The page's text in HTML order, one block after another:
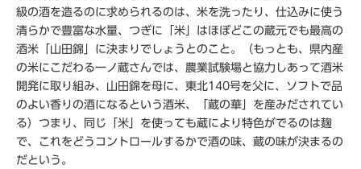
級の酒を造るのに求められるのは、米を洗ったり、仕込みに使う
清らかで豊富な水量、つぎに「米」はほぼどこの蔵元でも最高の
酒米「山田錦」に決まりでしょうとのこと。（もっとも、県内産
の米にこだわる一ノ蔵さんでは、農業試験場と協力しあって酒米
開発に取り組み、山田錦を母に、東北140号を父に、ソフトで品
のよい香りの酒になるという酒米、「蔵の華」を産みだされてい
る）つまり、同じ「米」を使っても蔵により特色がでるのは麹
で、これをどうコントロールするかで酒の味、蔵の味が決まるの
だという。